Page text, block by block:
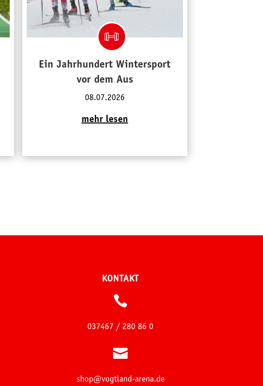
Ein Jahrhundert Wintersport
vor dem Aus
08.07.2026
mehr lesen
KONTAKT

037467 / 280 86 0

shop@vogtland-arena.de